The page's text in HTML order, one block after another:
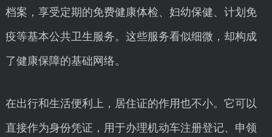
档案，享受定期的免费健康体检、妇幼保健、计划免
疫等基本公共卫生服务。这些服务看似细微，却构成
了健康保障的基础网络。
在出行和生活便利上，居住证的作用也不小。它可以
直接作为身份凭证，用于办理机动车注册登记、申领